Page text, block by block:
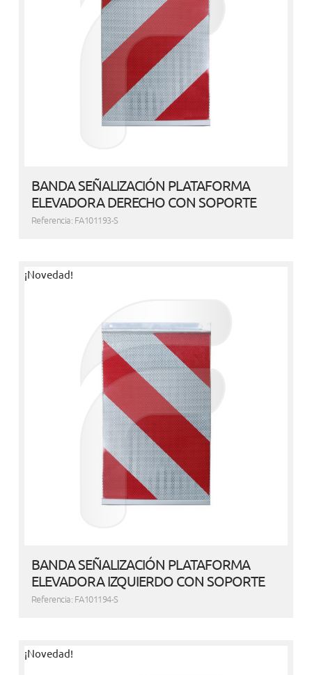
BANDA SEÑALIZACIÓN PLATAFORMA
ELEVADORA DERECHO CON SOPORTE
Referencia: FA101193-S
¡Novedad!
BANDA SEÑALIZACIÓN PLATAFORMA
ELEVADORA IZQUIERDO CON SOPORTE
Referencia: FA101194-S
¡Novedad!